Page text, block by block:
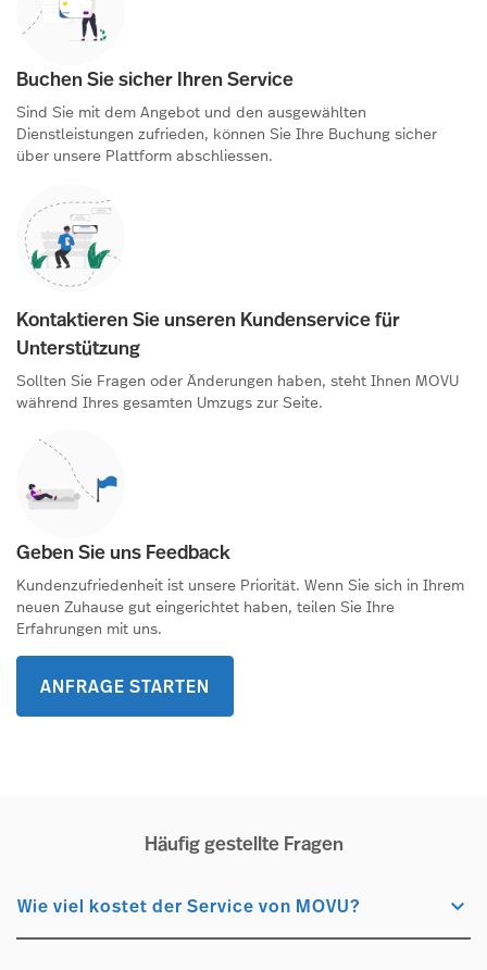
Buchen Sie sicher Ihren Service
Sind Sie mit dem Angebot und den ausgewählten
Dienstleistungen zufrieden, können Sie Ihre Buchung sicher
über unsere Plattform abschliessen.
Kontaktieren Sie unseren Kundenservice für
Unterstützung
Sollten Sie Fragen oder Änderungen haben, steht Ihnen MOVU
während Ihres gesamten Umzugs zur Seite.
Geben Sie uns Feedback
Kundenzufriedenheit ist unsere Priorität. Wenn Sie sich in Ihrem
neuen Zuhause gut eingerichtet haben, teilen Sie Ihre
Erfahrungen mit uns.
ANFRAGE STARTEN
Häufig gestellte Fragen
Wie viel kostet der Service von MOVU? keyboard_arrow_down